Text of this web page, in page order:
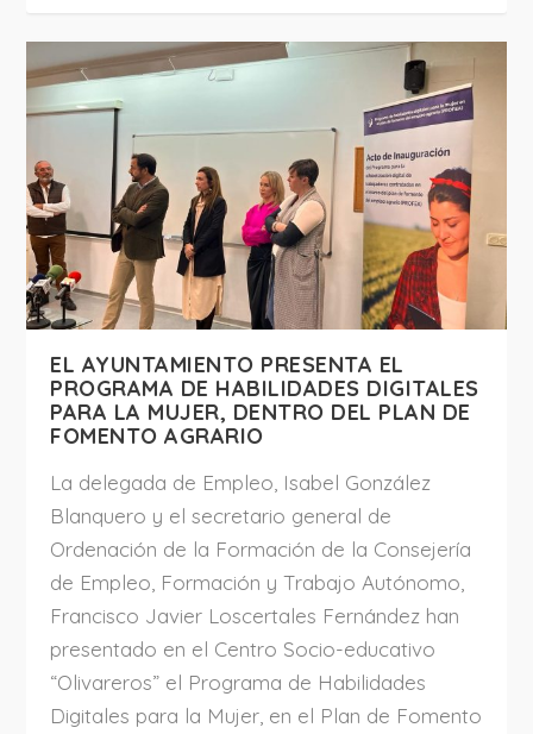
EL AYUNTAMIENTO PRESENTA EL
PROGRAMA DE HABILIDADES DIGITALES
PARA LA MUJER, DENTRO DEL PLAN DE
FOMENTO AGRARIO
La delegada de Empleo, Isabel González
Blanquero y el secretario general de
Ordenación de la Formación de la Consejería
de Empleo, Formación y Trabajo Autónomo,
Francisco Javier Loscertales Fernández han
presentado en el Centro Socio-educativo
“Olivareros” el Programa de Habilidades
Digitales para la Mujer, en el Plan de Fomento